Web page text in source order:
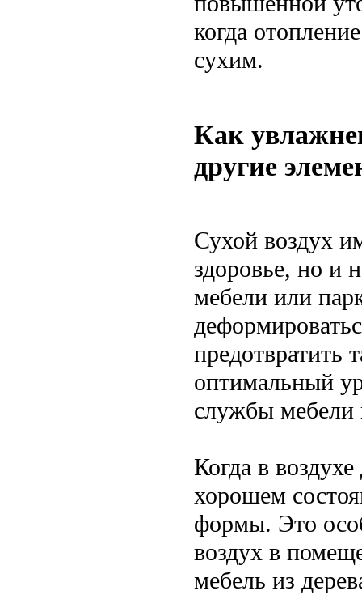
когда
сухим.
Как
другие
Сухой воздух
здоровье, но и
мебели или
предотвратить
оптимальный
службы
Когда в
хорошем
формы. Это
воздух в
мебель из